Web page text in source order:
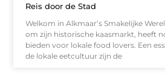
Reis door de Stad
Welkom in Alkmaar’s Smakelijke
om zijn historische kaasmarkt, heeft
bieden voor lokale food lovers. Een
de lokale eetcultuur zijn de